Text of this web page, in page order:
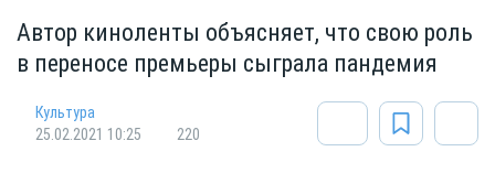
Автор киноленты объясняет, что свою роль
в переносе премьеры сыграла пандемия
Культура
25.02.2021 10:25
220